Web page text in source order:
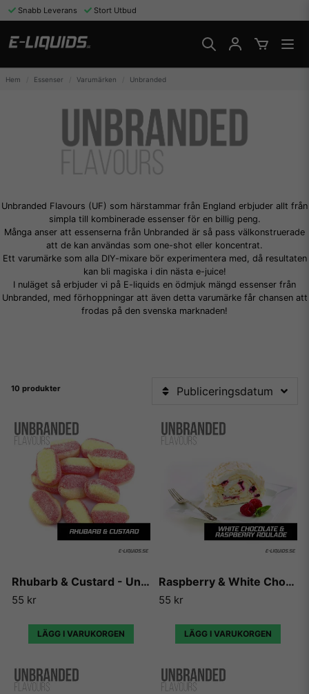
Snabb Leverans Stort Utbud
Hem Essenser Varumärken Unbranded
Unbranded Flavours (UF) som härstammar från England erbjuder allt från
simpla till kombinerade essenser för en billig peng.
Många anser att essenserna från Unbranded är så pass välkonstruerade
att de kan användas som one-shot eller koncentrat.
Ett varumärke som alla DIY-mixare bör experimentera med, då resultaten
kan bli magiska i din nästa e-juice!
I nuläget så erbjuder vi på E-liquids en ödmjuk mängd essenser från
Unbranded, med förhoppningar att även detta varumärke får chansen att
frodas på den svenska marknaden!
10 produkter Publiceringsdatum
Rhubarb & Custard - Unbranded
55 kr
LÄGG I VARUKORGEN
Raspberry & White Chocolate Roulade - Unbranded
55 kr
LÄGG I VARUKORGEN